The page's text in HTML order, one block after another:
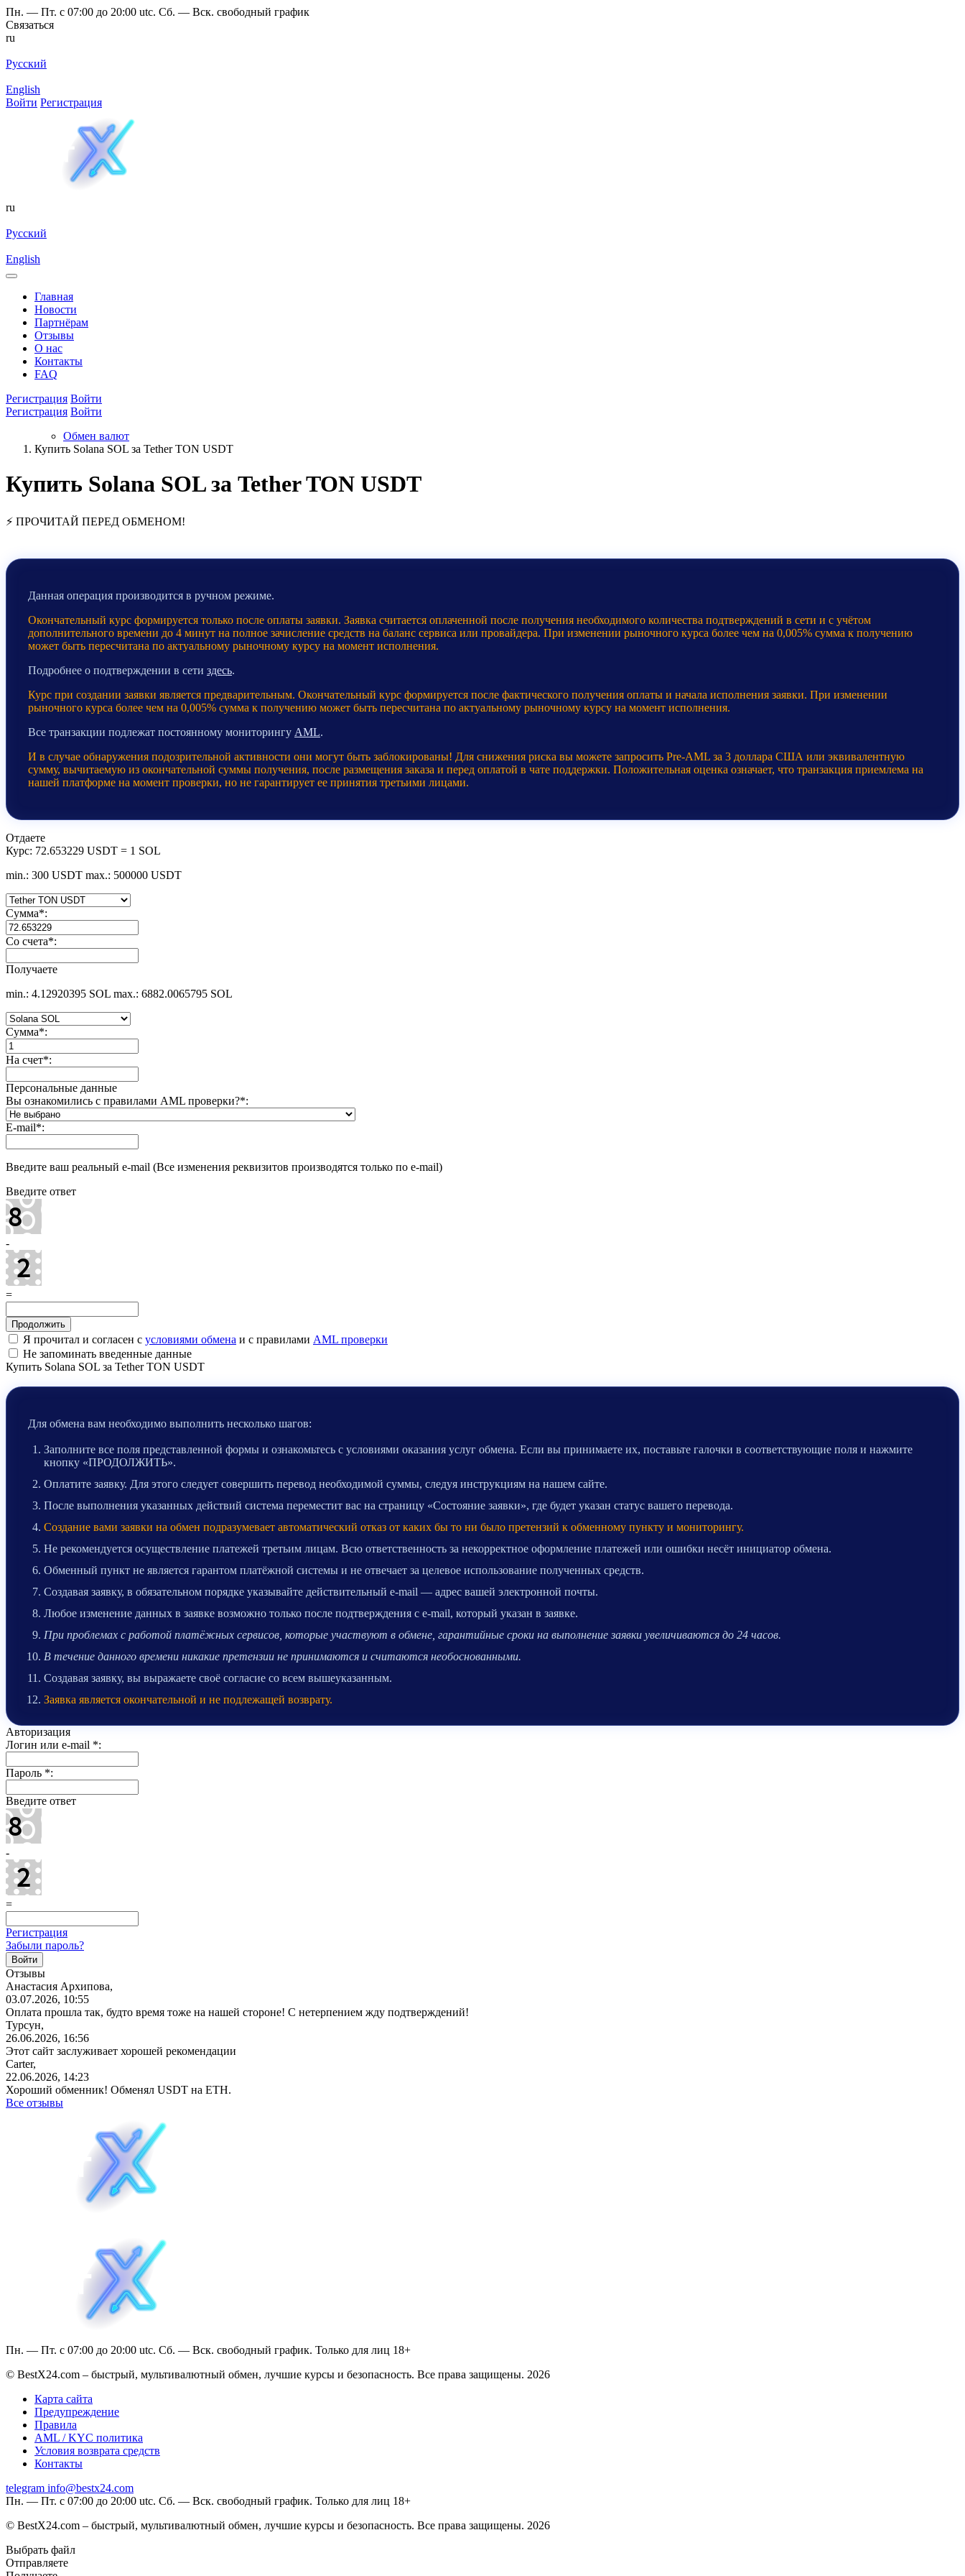
Пн. — Пт. с 07:00 до 20:00 utc. Сб. — Вск. свободный график
Связаться
ru
Русский
English
Войти Регистрация
ru
Русский
English
Главная
Новости
Партнёрам
Отзывы
О нас
Контакты
FAQ
Регистрация Войти
Регистрация Войти
Обмен валют
Купить Solana SOL за Tether TON USDT
Купить Solana SOL за Tether TON USDT
⚡ ПРОЧИТАЙ ПЕРЕД ОБМЕНОМ!
Данная операция производится в ручном режиме.
Окончательный курс формируется только после оплаты заявки. Заявка считается оплаченной после получения необходимого количества подтверждений в сети и с учётом
дополнительного времени до 4 минут на полное зачисление средств на баланс сервиса или провайдера. При изменении рыночного курса более чем на 0,005% сумма к получению
может быть пересчитана по актуальному рыночному курсу на момент исполнения.
Подробнее о подтверждении в сети здесь.
Курс при создании заявки является предварительным. Окончательный курс формируется после фактического получения оплаты и начала исполнения заявки. При изменении
рыночного курса более чем на 0,005% сумма к получению может быть пересчитана по актуальному рыночному курсу на момент исполнения.
Все транзакции подлежат постоянному мониторингу AML.
И в случае обнаружения подозрительной активности они могут быть заблокированы! Для снижения риска вы можете запросить Pre-AML за 3 доллара США или эквивалентную
сумму, вычитаемую из окончательной суммы получения, после размещения заказа и перед оплатой в чате поддержки. Положительная оценка означает, что транзакция приемлема на
нашей платформе на момент проверки, но не гарантирует ее принятия третьими лицами.
Отдаете
Курс: 72.653229 USDT = 1 SOL
min.: 300 USDT max.: 500000 USDT
Сумма*:
Со счета*:
Получаете
min.: 4.12920395 SOL max.: 6882.0065795 SOL
Сумма*:
На счет*:
Персональные данные
Вы ознакомились с правилами AML проверки?*:
E-mail*:
Введите ваш реальный e-mail (Все изменения реквизитов производятся только по e-mail)
Введите ответ
-
=
Я прочитал и согласен с условиями обмена и с правилами AML проверки
Не запоминать введенные данные
Купить Solana SOL за Tether TON USDT
Для обмена вам необходимо выполнить несколько шагов:
Заполните все поля представленной формы и ознакомьтесь с условиями оказания услуг обмена. Если вы принимаете их, поставьте галочки в соответствующие поля и нажмите
кнопку «ПРОДОЛЖИТЬ».
Оплатите заявку. Для этого следует совершить перевод необходимой суммы, следуя инструкциям на нашем сайте.
После выполнения указанных действий система переместит вас на страницу «Состояние заявки», где будет указан статус вашего перевода.
Создание вами заявки на обмен подразумевает автоматический отказ от каких бы то ни было претензий к обменному пункту и мониторингу.
Не рекомендуется осуществление платежей третьим лицам. Всю ответственность за некорректное оформление платежей или ошибки несёт инициатор обмена.
Обменный пункт не является гарантом платёжной системы и не отвечает за целевое использование полученных средств.
Создавая заявку, в обязательном порядке указывайте действительный e-mail — адрес вашей электронной почты.
Любое изменение данных в заявке возможно только после подтверждения с e-mail, который указан в заявке.
При проблемах с работой платёжных сервисов, которые участвуют в обмене, гарантийные сроки на выполнение заявки увеличиваются до 24 часов.
В течение данного времени никакие претензии не принимаются и считаются необоснованными.
Создавая заявку, вы выражаете своё согласие со всем вышеуказанным.
Заявка является окончательной и не подлежащей возврату.
Авторизация
Логин или e-mail *:
Пароль *:
Введите ответ
-
=
Регистрация
Забыли пароль?
Отзывы
Анастасия Архипова,
03.07.2026, 10:55
Оплата прошла так, будто время тоже на нашей стороне! С нетерпением жду подтверждений!
Турсун,
26.06.2026, 16:56
Этот сайт заслуживает хорошей рекомендации
Carter,
22.06.2026, 14:23
Хороший обменник! Обменял USDT на ETH.
Все отзывы
Пн. — Пт. с 07:00 до 20:00 utc. Сб. — Вск. свободный график. Только для лиц 18+
© BestX24.com – быстрый, мультивалютный обмен, лучшие курсы и безопасность. Все права защищены. 2026
Карта сайта
Предупреждение
Правила
AML / KYC политика
Условия возврата средств
Контакты
telegram info@bestx24.com
Пн. — Пт. с 07:00 до 20:00 utc. Сб. — Вск. свободный график. Только для лиц 18+
© BestX24.com – быстрый, мультивалютный обмен, лучшие курсы и безопасность. Все права защищены. 2026
Выбрать файл
Отправляете